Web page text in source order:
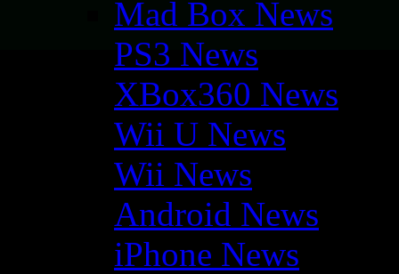
Mad Box News
PS3 News
XBox360 News
Wii U News
Wii News
Android News
iPhone News